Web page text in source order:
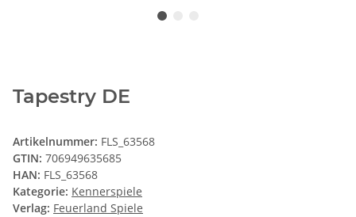
Tapestry DE
Artikelnummer: FLS_63568
GTIN: 706949635685
HAN: FLS_63568
Kategorie: Kennerspiele
Verlag: Feuerland Spiele